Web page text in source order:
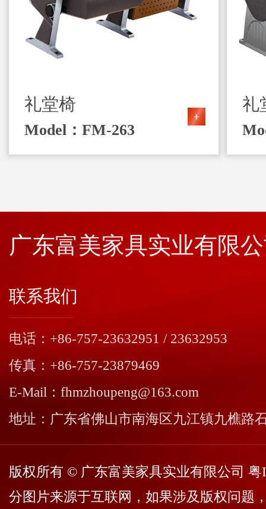
礼堂椅
Model：FM-263
礼
广东富美家具实业有限
联系我们
电话：+86-757-23632951 / 23632953
传真：+86-757-23879469
E-Mail：fhmzhoupeng@163.com
地址：广东省佛山市南海区九江镇九樵路
版权所有 © 广东富美家具实业有限公司 粤
分图片来源于互联网，如果涉及版权问题